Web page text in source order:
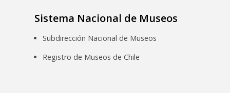
Sistema Nacional de Museos
Subdirección Nacional de Museos
Registro de Museos de Chile